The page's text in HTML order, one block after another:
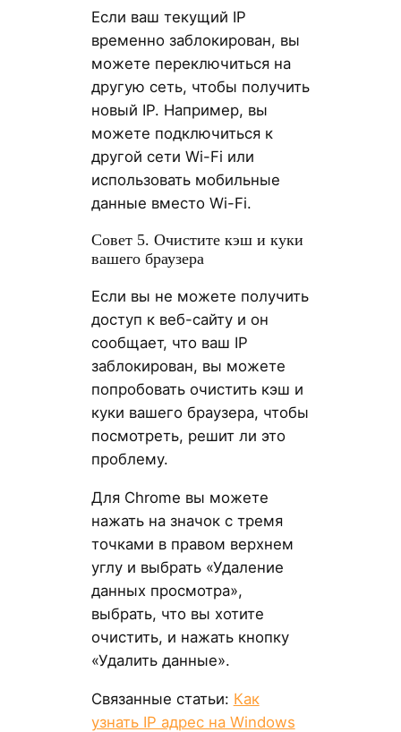
Если ваш текущий IP
временно заблокирован, вы
можете переключиться на
другую сеть, чтобы получить
новый IP. Например, вы
можете подключиться к
другой сети Wi-Fi или
использовать мобильные
данные вместо Wi-Fi.
Совет 5. Очистите кэш и куки
вашего браузера
Если вы не можете получить
доступ к веб-сайту и он
сообщает, что ваш IP
заблокирован, вы можете
попробовать очистить кэш и
куки вашего браузера, чтобы
посмотреть, решит ли это
проблему.
Для Chrome вы можете
нажать на значок с тремя
точками в правом верхнем
углу и выбрать «Удаление
данных просмотра»,
выбрать, что вы хотите
очистить, и нажать кнопку
«Удалить данные».
Связанные статьи: Как
узнать IP адрес на Windows